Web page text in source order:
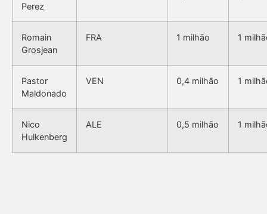
Perez
Romain
Grosjean
FRA 1 milhão 1
Pastor
Maldonado
VEN 0,4 milhão 1
Nico
Hulkenberg
ALE 0,5 milhão 1